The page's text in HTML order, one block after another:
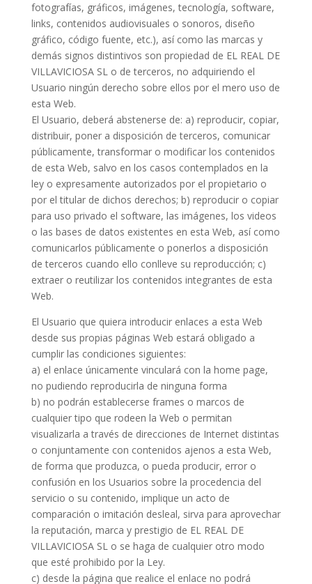
fotografías, gráficos, imágenes, tecnología, software,
links, contenidos audiovisuales o sonoros, diseño
gráfico, código fuente, etc.), así como las marcas y
demás signos distintivos son propiedad de EL REAL DE
VILLAVICIOSA SL o de terceros, no adquiriendo el
Usuario ningún derecho sobre ellos por el mero uso de
esta Web.
El Usuario, deberá abstenerse de: a) reproducir, copiar,
distribuir, poner a disposición de terceros, comunicar
públicamente, transformar o modificar los contenidos
de esta Web, salvo en los casos contemplados en la
ley o expresamente autorizados por el propietario o
por el titular de dichos derechos; b) reproducir o copiar
para uso privado el software, las imágenes, los videos
o las bases de datos existentes en esta Web, así como
comunicarlos públicamente o ponerlos a disposición
de terceros cuando ello conlleve su reproducción; c)
extraer o reutilizar los contenidos integrantes de esta
Web.
El Usuario que quiera introducir enlaces a esta Web
desde sus propias páginas Web estará obligado a
cumplir las condiciones siguientes:
a) el enlace únicamente vinculará con la home page,
no pudiendo reproducirla de ninguna forma
b) no podrán establecerse frames o marcos de
cualquier tipo que rodeen la Web o permitan
visualizarla a través de direcciones de Internet distintas
o conjuntamente con contenidos ajenos a esta Web,
de forma que produzca, o pueda producir, error o
confusión en los Usuarios sobre la procedencia del
servicio o su contenido, implique un acto de
comparación o imitación desleal, sirva para aprovechar
la reputación, marca y prestigio de EL REAL DE
VILLAVICIOSA SL o se haga de cualquier otro modo
que esté prohibido por la Ley.
c) desde la página que realice el enlace no podrá